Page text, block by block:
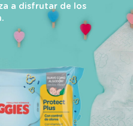
a disfrutar de los